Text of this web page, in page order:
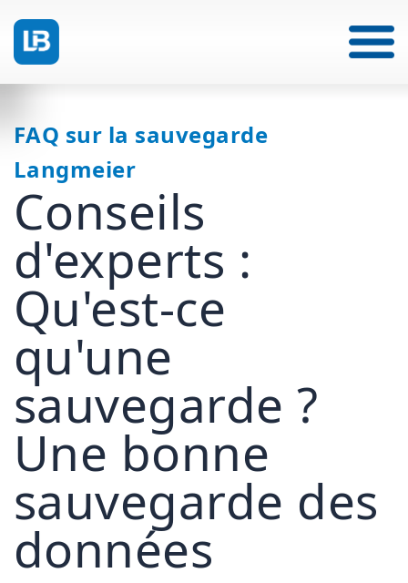
FAQ sur la sauvegarde
Langmeier
Conseils
d'experts :
Qu'est-ce
qu'une
sauvegarde ?
Une bonne
sauvegarde des
données